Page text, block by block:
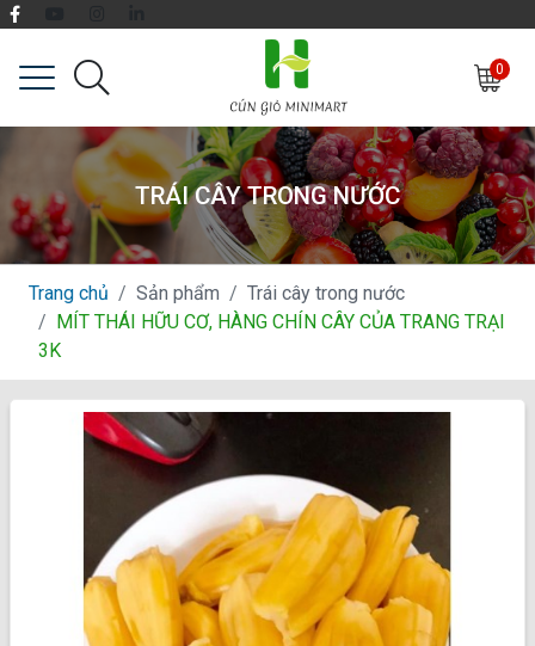
0
TRÁI CÂY TRONG NƯỚC
Trang chủ Sản phẩm
Trái cây trong nước
MÍT THÁI HỮU CƠ, HÀNG CHÍN CÂY CỦA TRANG TRẠI
3K